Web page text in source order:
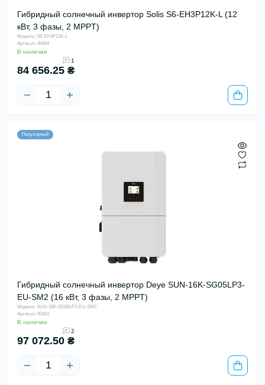
Гибридный солнечный инвертор Solis S6-EH3P12K-L (12
кВт, 3 фазы, 2 MPPT)
Модель: S6-EH3P12K-L
Артикул: 00494
В наличии
1
84 656.25 ₴
Популярный
Гибридный солнечный инвертор Deye SUN-16K-SG05LP3-
EU-SM2 (16 кВт, 3 фазы, 2 MPPT)
Модель: SUN-16K-SG05LP3-EU-SM2
Артикул: 00343
В наличии
2
97 072.50 ₴